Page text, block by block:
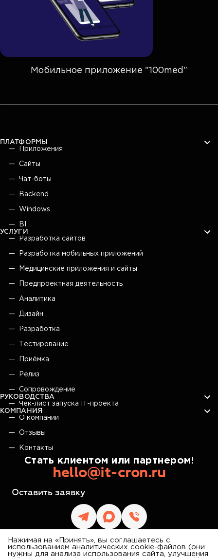
Мобильное приложение "100med"
Нажимая на «Принять», вы соглашаетесь с
использованием аналитических cookie-файлов (они
нужны для анализа использования сайта, улучшения
ПЛАТФОРМЫ
Приложения
Сайты
Чат-боты
Backend
Windows
BI
УСЛУГИ
Разработка сайтов
Разработка мобильных приложений
Медицинские приложения и сайты
Предпроектная деятельность
Аналитика
Дизайн
Разработка
Тестирование
Приёмка
Релиз
Сопровождение
РУКОВОДСТВА
Чек-лист запуска IT-проекта
КОМПАНИЯ
О компании
Отзывы
Контакты
Стать клиентом или партнером!
hello@it-cron.ru
Оставить заявку